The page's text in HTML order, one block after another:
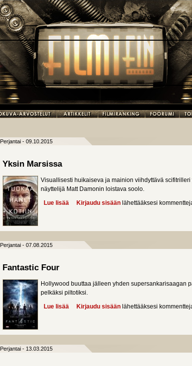
Perjantai - 09.10.2015
Yksin Marsissa
Visuallisesti huikaiseva ja mainion viihdyttävä
näyttelijä Matt Damonin loistava soolo.
Lue lisää about Yksin Marsissa
Kirjaudu sisään lähettääksesi
Perjantai - 07.08.2015
Fantastic Four
Hollywood buuttaa jälleen yhden supersankarisaagan
pelkäksi piltotiksi.
Lue lisää about Fantastic Four
Kirjaudu sisään lähettääksesi
Perjantai - 13.03.2015